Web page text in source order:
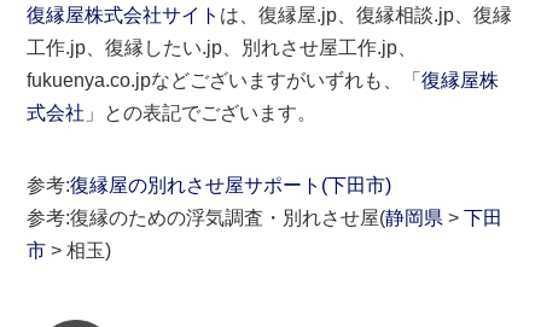
復縁屋株式会社サイト は、復縁屋.jp、復縁相談.jp、復縁
工作.jp、復縁したい.jp、別れさせ屋工作.jp、
fukuenya.co.jpなどございますがいずれも、「復縁屋株
式会社 」との表記でございます。
参考:復縁屋の別れさせ屋サポート(下田市)
参考:復縁のための浮気調査・別れさせ屋(静岡県 >下田
市 > 相玉)